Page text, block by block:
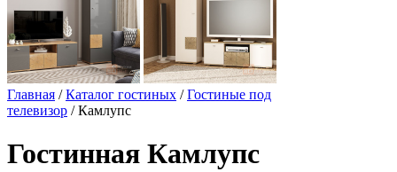
Главная /Каталог гостиных /Гостиные под
телевизор / Камлупс
Гостинная Камлупс